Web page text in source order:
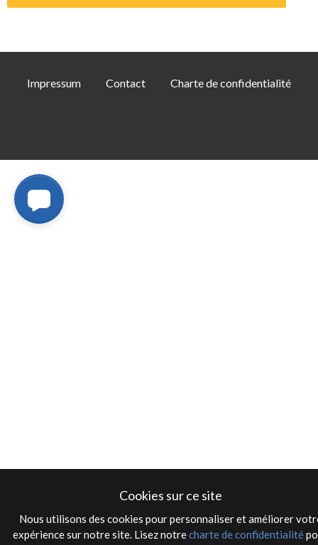
Cookies sur ce site
Nous utilisons des cookies pour personnaliser et améliorer
expérience sur notre site. Lisez notrecharte de confidentialité
Impressum Contact Charte de confidentialité